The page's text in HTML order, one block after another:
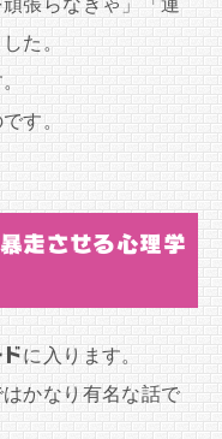
張らなきゃ」「運
た。
す。
走させる心理学
に入ります。
かなり有名な話で